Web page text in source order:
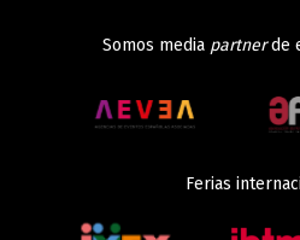
Somos media partnerde
Ferias